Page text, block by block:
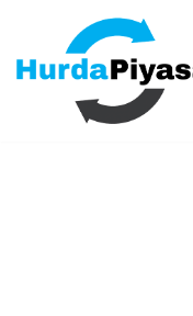
İçeriğe
geç